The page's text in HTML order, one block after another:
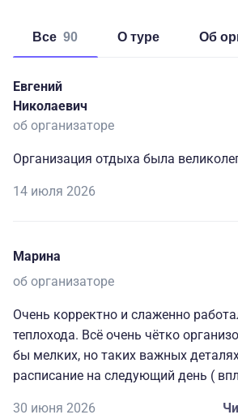
Все 90 о туре об
Евгений
Николаевич
об организаторе
Организация отдыха была
14 июля 2026
Марина
об организаторе
Очень корректно и слаженно
теплохода. Всё очень чётко
бы мелких, но таких важных
расписание на следующий день (
30 июня 2026